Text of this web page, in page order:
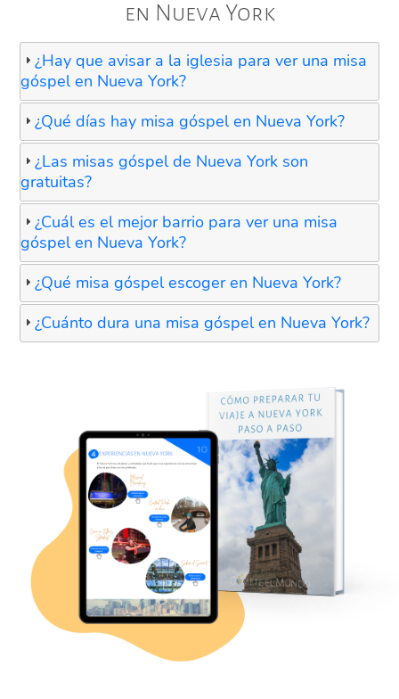
en Nueva York
¿Hay que avisar a la iglesia para ver una misa
góspel en Nueva York?
¿Qué días hay misa góspel en Nueva York?
¿Las misas góspel de Nueva York son
gratuitas?
¿Cuál es el mejor barrio para ver una misa
góspel en Nueva York?
¿Qué misa góspel escoger en Nueva York?
¿Cuánto dura una misa góspel en Nueva York?